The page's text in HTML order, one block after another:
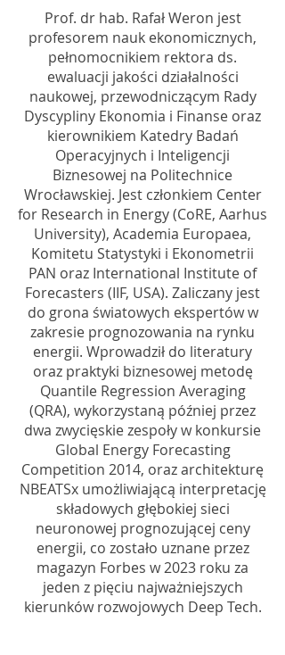
Prof. dr hab. Rafał Weron jest
profesorem nauk ekonomicznych,
pełnomocnikiem rektora ds.
ewaluacji jakości działalności
naukowej, przewodniczącym Rady
Dyscypliny Ekonomia i Finanse oraz
kierownikiem Katedry Badań
Operacyjnych i Inteligencji
Biznesowej na Politechnice
Wrocławskiej. Jest członkiem Center
for Research in Energy (CoRE, Aarhus
University), Academia Europaea,
Komitetu Statystyki i Ekonometrii
PAN oraz International Institute of
Forecasters (IIF, USA). Zaliczany jest
do grona światowych ekspertów w
zakresie prognozowania na rynku
energii. Wprowadził do literatury
oraz praktyki biznesowej metodę
Quantile Regression Averaging
(QRA), wykorzystaną później przez
dwa zwycięskie zespoły w konkursie
Global Energy Forecasting
Competition 2014, oraz architekturę
NBEATSx umożliwiającą interpretację
składowych głębokiej sieci
neuronowej prognozującej ceny
energii, co zostało uznane przez
magazyn Forbes w 2023 roku za
jeden z pięciu najważniejszych
kierunków rozwojowych Deep Tech.